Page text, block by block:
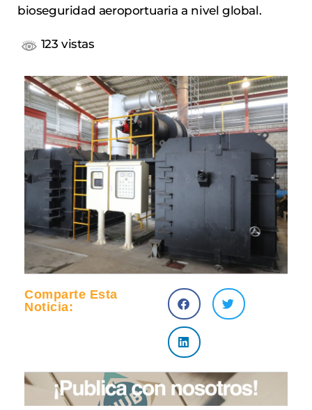
bioseguridad aeroportuaria a nivel global.
123 vistas
Comparte Esta
Noticia: